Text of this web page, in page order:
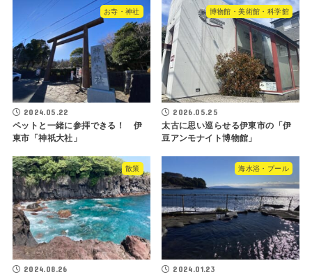
お寺・神社
2024.05.22
ペットと一緒に参拝できる！ 伊
東市「神祇大社」
博物館・美術館・科学館
2026.05.25
太古に思い巡らせる伊東市の「伊
豆アンモナイト博物館」
散策
2024.08.26
海水浴・プール
2024.01.23